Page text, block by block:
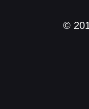
©